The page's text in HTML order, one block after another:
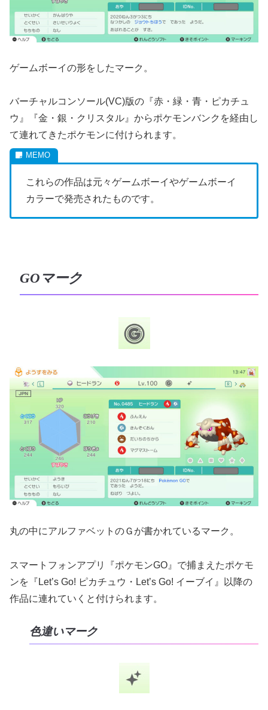
ゲームボーイの形をしたマーク。
バーチャルコンソール(VC)版の『赤・緑・青・ピカチュ
ウ』『金・銀・クリスタル』からポケモンバンクを経由し
て連れてきたポケモンに付けられます。
これらの作品は元々ゲームボーイやゲームボーイ
カラーで発売されたものです。
GOマーク
丸の中にアルファベットのＧが書かれているマーク。
スマートフォンアプリ『ポケモンGO』で捕まえたポケモ
ンを『Let’s Go! ピカチュウ・Let’s Go! イーブイ』以降の
作品に連れていくと付けられます。
色違いマーク